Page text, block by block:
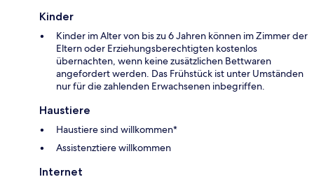
Kinder
Kinder im Alter von bis zu 6 Jahren können im Zimmer der
Eltern oder Erziehungsberechtigten kostenlos
übernachten, wenn keine zusätzlichen Bettwaren
angefordert werden. Das Frühstück ist unter Umständen
nur für die zahlenden Erwachsenen inbegriffen.
Haustiere
Haustiere sind willkommen*
Assistenztiere willkommen
Internet